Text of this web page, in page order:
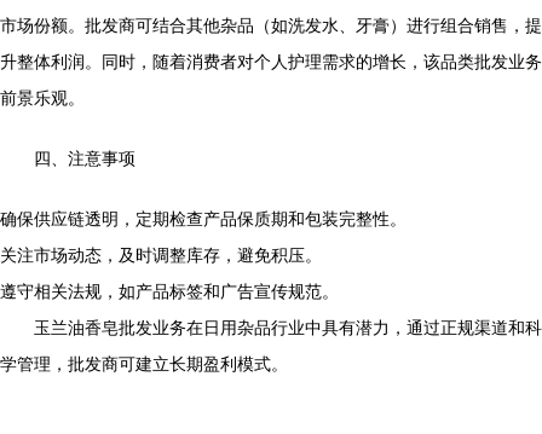
市场份额。批发商可结合其他杂品（如洗发水、牙膏）进行组合销售，提
升整体利润。同时，随着消费者对个人护理需求的增长，该品类批发业务
前景乐观。
四、注意事项
确保供应链透明，定期检查产品保质期和包装完整性。
关注市场动态，及时调整库存，避免积压。
遵守相关法规，如产品标签和广告宣传规范。
玉兰油香皂批发业务在日用杂品行业中具有潜力，通过正规渠道和科
学管理，批发商可建立长期盈利模式。